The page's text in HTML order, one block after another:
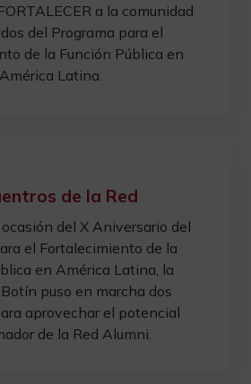
a la comunidad
del Programa para el
de la Función Pública en
América Latina.
de la Red
del X Aniversario del
el Fortalecimiento de la
en América Latina, la
puso en marcha dos
aprovechar el potencial
de la Red Alumni.